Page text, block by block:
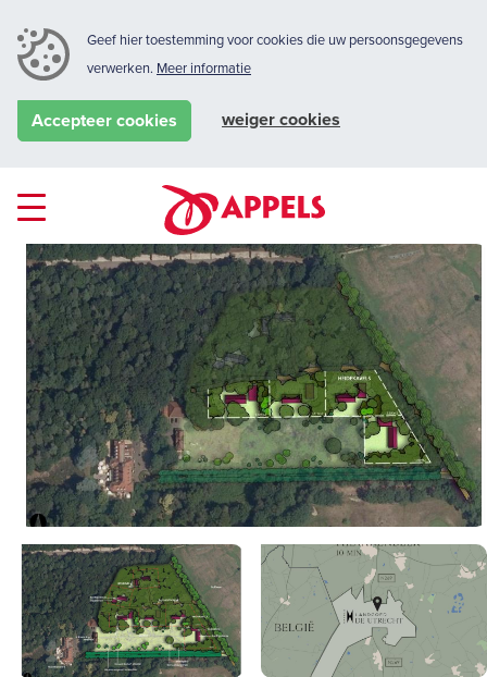
Geef hier toestemming voor cookies die uw persoonsgegevens
verwerken. Meer informatie
Accepteer cookies weiger cookies